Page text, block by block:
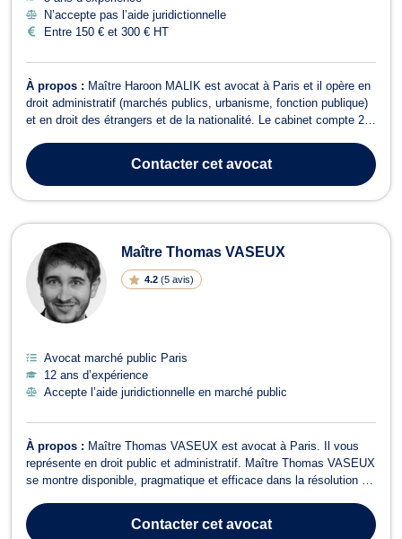
N’accepte pas l’aide juridictionnelle
Entre 150 € et 300 € HT
À propos : Maître Haroon MALIK est avocat à Paris et il opère en
droit administratif (marchés publics, urbanisme, fonction publique)
et en droit des étrangers et de la nationalité. Le cabinet compte 2
intervient en conseil et en contentieux pour l’ensemble des
problématiqu...
Contactercet avocat
Maître Thomas VASEUX
4.2 (5 avis)
Avocat marché public Paris
12 ans d’expérience
Accepte l’aide juridictionnelle en marché public
À propos : Maître Thomas VASEUX est avocat à Paris. Il vous
représente en droit public et administratif. Maître Thomas VASEUX
se montre disponible, pragmatique et efficace dans la résolution de
administratif tels que le refus de délivrance d'une autorisation
admini...
Contactercet avocat